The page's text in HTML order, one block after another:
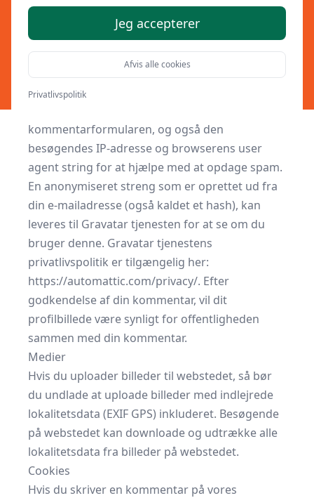
Hvem er vi
Vores webstedsadresse er: respekt.dk
Kommentarer
Når besøgende skriver kommentarer på
kommentarformularen, og også den
besøgendes IP-adresse og browserens user
agent string for at hjælpe med at opdage spam.
En anonymiseret streng som er oprettet ud fra
din e-mailadresse (også kaldet et hash), kan
leveres til Gravatar tjenesten for at se om du
bruger denne. Gravatar tjenestens
privatlivspolitik er tilgængelig her:
https://automattic.com/privacy/. Efter
godkendelse af din kommentar, vil dit
profilbillede være synligt for offentligheden
sammen med din kommentar.
Medier
Hvis du uploader billeder til webstedet, så bør
du undlade at uploade billeder med indlejrede
lokalitetsdata (EXIF GPS) inkluderet. Besøgende
på webstedet kan downloade og udtrække alle
lokalitetsdata fra billeder på webstedet.
Cookies
Hvis du skriver en kommentar på vores
Jeg accepterer
Afvis alle cookies
Privatlivspolitik